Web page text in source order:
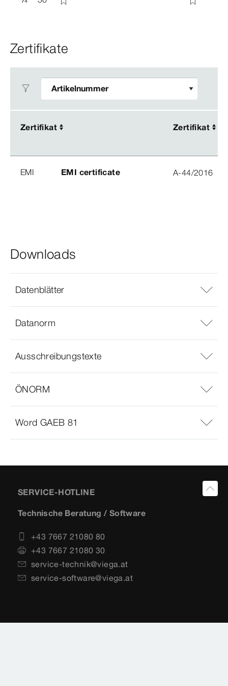
Zertifikate
Zertifikat Zertifikat
Zertifikat Zertifikat
EMI EMI certificate A-44/2016
Downloads
Datenblätter
Datanorm
Ausschreibungstexte
ÖNORM
Word GAEB 81
SERVICE-HOTLINE
Technische Beratung / Software
+43 7667 21080 80
+43 7667 21080 30
service-technik@viega.at
service-software@viega.at